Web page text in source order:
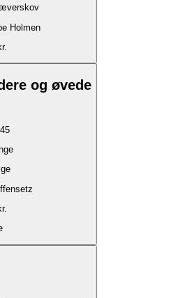
Holmen
og øvede